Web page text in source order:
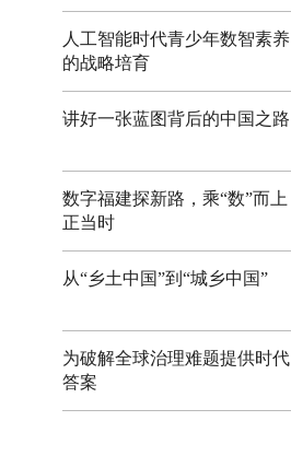
人工智能时代青少年数智素养
的战略培育
讲好一张蓝图背后的中国之路
数字福建探新路，乘“数”而上
正当时
从“乡土中国”到“城乡中国”
为破解全球治理难题提供时代
答案